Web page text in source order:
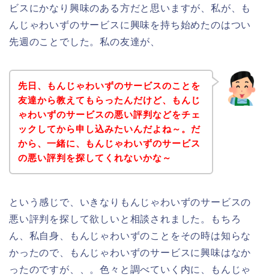
ビスにかなり興味のある方だと思いますが、私が、も
んじゃわいずのサービスに興味を持ち始めたのはつい
先週のことでした。私の友達が、
先日、もんじゃわいずのサービスのことを
友達から教えてもらったんだけど、もんじ
ゃわいずのサービスの悪い評判などをチェ
ックしてから申し込みたいんだよね～。だ
から、一緒に、もんじゃわいずのサービス
の悪い評判を探してくれないかな～
という感じで、いきなりもんじゃわいずのサービスの
悪い評判を探して欲しいと相談されました。もちろ
ん、私自身、もんじゃわいずのことをその時は知らな
かったので、もんじゃわいずのサービスに興味はなか
ったのですが、、。色々と調べていく内に、もんじゃ